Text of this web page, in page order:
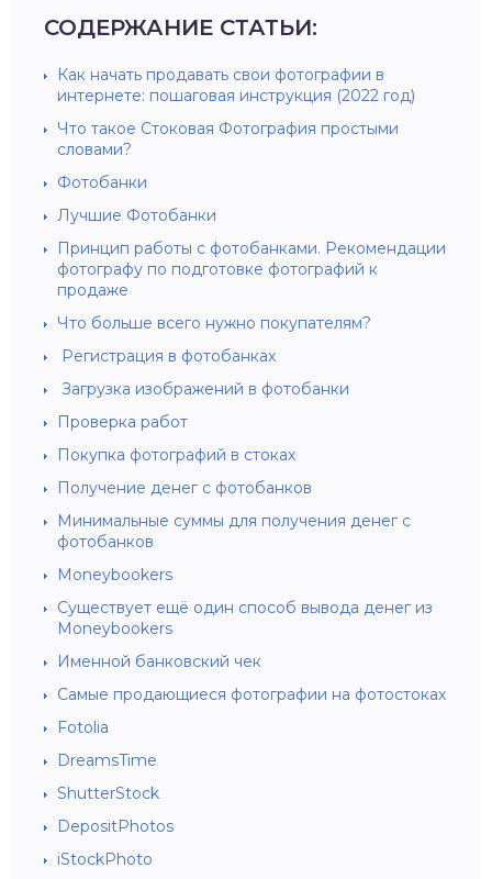
СОДЕРЖАНИЕ СТАТЬИ:
Как начать продавать свои фотографии в
интернете: пошаговая инструкция (2022 год)
Что такое Стоковая Фотография простыми
словами?
Фотобанки
Лучшие Фотобанки
Принцип работы с фотобанками. Рекомендации
фотографу по подготовке фотографий к
продаже
Что больше всего нужно покупателям?
Регистрация в фотобанках
Загрузка изображений в фотобанки
Проверка работ
Покупка фотографий в стоках
Получение денег с фотобанков
Минимальные суммы для получения денег с
фотобанков
Moneybookers
Существует ещё один способ вывода денег из
Moneybookers
Именной банковский чек
Самые продающиеся фотографии на фотостоках
Fotolia
DreamsTime
ShutterStock
DepositPhotos
iStockPhoto